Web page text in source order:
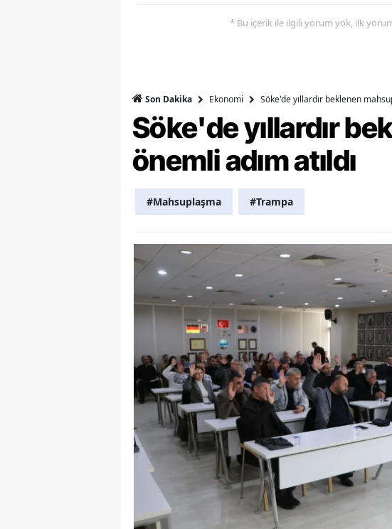
Manisa
Muş
Nevşehir
Rize
Sakarya
Samsun
Siirt
Sinop
Sivas
Tekirdağ
Trabzon
Tunceli
* Bu içerik ile ilgili yorum yok, ilk
Son Dakika Ekonomi Söke'de yıllardır beklenen
Söke'de yıllardır
önemli adım atıldı
#Mahsuplaşma #Trampa